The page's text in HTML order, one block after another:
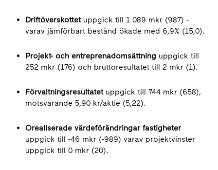
Driftöverskottet uppgick till 1 089 mkr (987) -
varav jämförbart bestånd ökade med 6,9% (15,0).
Projekt- och entreprenadomsättning uppgick till
252 mkr (176) och bruttoresultatet till 2 mkr (1).
Förvaltningsresultatet uppgick till 744 mkr (658),
motsvarande 5,90 kr/aktie (5,22).
Orealiserade värdeförändringar fastigheter
uppgick till -46 mkr (-989) varav projektvinster
uppgick till 0 mkr (20).